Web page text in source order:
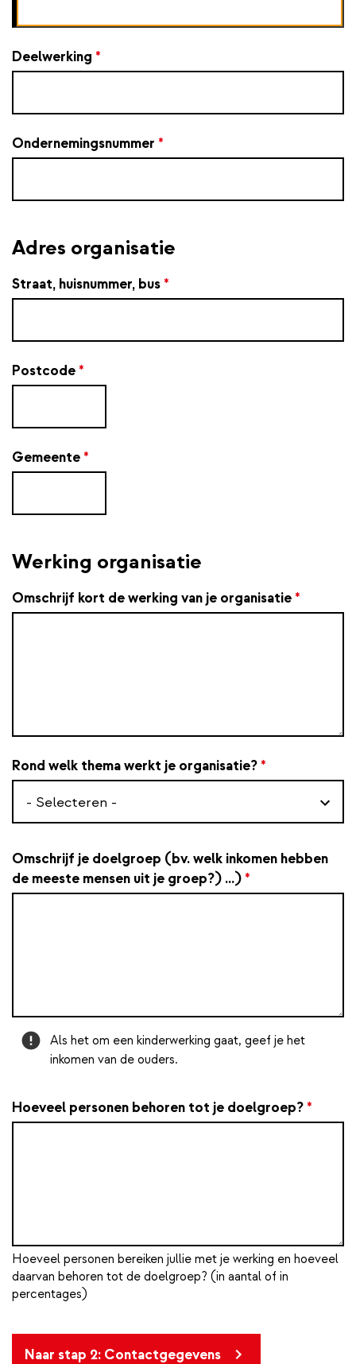
Deelwerking *
Ondernemingsnummer *
Adres organisatie
Straat, huisnummer, bus *
Postcode *
Gemeente *
Werking organisatie
Omschrijf kort de werking van je organisatie *
Rond welk thema werkt je organisatie? *
welk
thema
werkt
je
organisatie?*
Omschrijf je doelgroep (bv. welk inkomen hebben
de meeste mensen uit je groep?) ...) *
Attention
Als het om een kinderwerking gaat, geef je het
inkomen van de ouders.
Hoeveel personen behoren tot je doelgroep? *
Hoeveel personen bereiken jullie met je werking en hoeveel
daarvan behoren tot de doelgroep? (in aantal of in
percentages)
Naar stap 2: Contactgegevens